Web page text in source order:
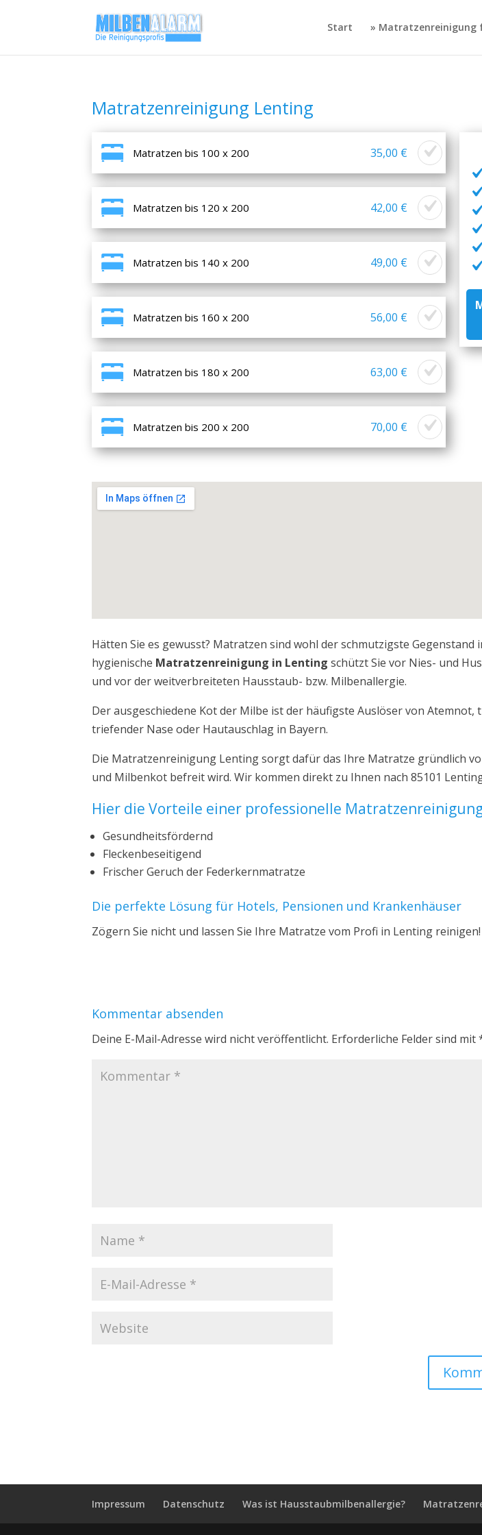
Start » Matratzenreinigung
Matratzenreinigung Lenting
Matratzen bis 100 x 200 35,00 €
Matratzen bis 120 x 200 42,00 €
Matratzen bis 140 x 200 49,00 €
Matratzen bis 160 x 200 56,00 €
Matratzen bis 180 x 200 63,00 €
Matratzen bis 200 x 200 70,00 €
Hätten Sie es gewusst? Matratzen sind wohl der schmutzigste Gegenstand
hygienische Matratzenreinigung in Lenting schützt Sie vor Nies- und
und vor der weitverbreiteten Hausstaub- bzw. Milbenallergie.
Der ausgeschiedene Kot der Milbe ist der häufigste Auslöser von Atemnot,
triefender Nase oder Hautauschlag in Bayern.
Die Matratzenreinigung Lenting sorgt dafür das Ihre Matratze gründlich
und Milbenkot befreit wird. Wir kommen direkt zu Ihnen nach 85101
Hier die Vorteile einer professionelle
Gesundheitsfördernd
Fleckenbeseitigend
Frischer Geruch der Federkernmatratze
Die perfekte Lösung für Hotels, Pensionen und Krankenhäuser
Zögern Sie nicht und lassen Sie Ihre Matratze vom Profi in Lenting reinigen!
Kommentar absenden
Deine E-Mail-Adresse wird nicht veröffentlicht. Erforderliche Felder sind mit
Impressum Datenschutz Was ist Hausstaubmilbenallergie?